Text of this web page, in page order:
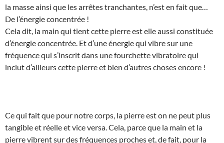
la masse ainsi que les arrêtes tranchantes, n’est en fait que…
De l’énergie concentrée !
Cela dit, la main qui tient cette pierre est elle aussi constituée
d’énergie concentrée. Et d’une énergie qui vibre sur une
fréquence qui s’inscrit dans une fourchette vibratoire qui
inclut d’ailleurs cette pierre et bien d’autres choses encore !
Ce qui fait que pour notre corps, la pierre est on ne peut plus
tangible et réelle et vice versa. Cela, parce que la main et la
pierre vibrent sur des fréquences proches et, de fait, pour la